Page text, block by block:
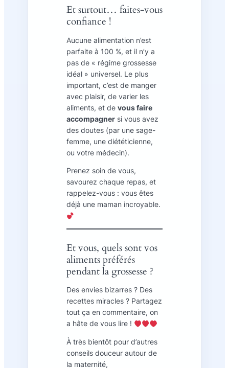
Et surtout… faites-vous
confiance !
Aucune alimentation n’est
parfaite à 100 %, et il n’y a
pas de « régime grossesse
idéal » universel. Le plus
important, c’est de manger
avec plaisir, de varier les
aliments, et de vous faire
accompagnersi vous avez
des doutes (par une sage-
femme, une diététicienne,
ou votre médecin).
Prenez soin de vous,
savourez chaque repas, et
rappelez-vous : vous êtes
déjà une maman incroyable.
Et vous, quels sont vos
aliments préférés
pendant la grossesse ?
Des envies bizarres ? Des
recettes miracles ? Partagez
tout ça en commentaire, on
a hâte de vous lire !
À très bientôt pour d’autres
conseils douceur autour de
la maternité,